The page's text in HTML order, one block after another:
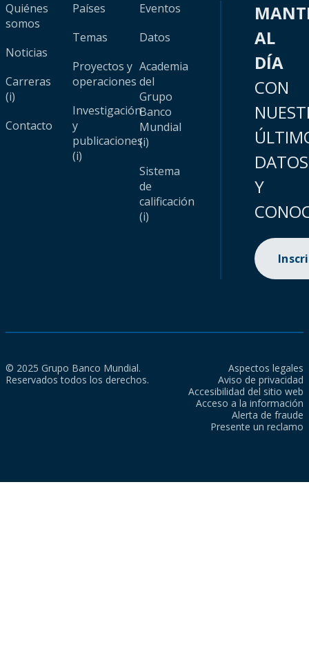
Quiénes
somos
Noticias
Carreras
(i)
Contacto
Países
Temas
Proyectos y
operaciones
Investigación
y
publicaciones
(i)
Eventos
Datos
Academia
del
Grupo
Banco
Mundial
(i)
Sistema
de
calificación
(i)
AL
DÍA
CON
DATOS
Y
© 2025 Grupo Banco Mundial.
Reservados todos los derechos.
Aspectos legales
Aviso de privacidad
Accesibilidad del sitio web
Acceso a la información
Alerta de fraude
Presente un reclamo